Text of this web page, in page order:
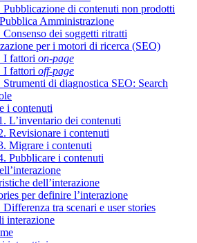
Pubblicazione di contenuti non prodotti
Amministrazione
Consenso dei soggetti ritratti
per i motori di ricerca (SEO)
I fattori on-page
I fattori off-page
Strumenti di diagnostica SEO: Search
i contenuti
L’inventario dei contenuti
Revisionare i contenuti
Migrare i contenuti
Pubblicare i contenuti
dell’interazione
per definire l’interazione
Differenza tra scenari e user stories
interazione